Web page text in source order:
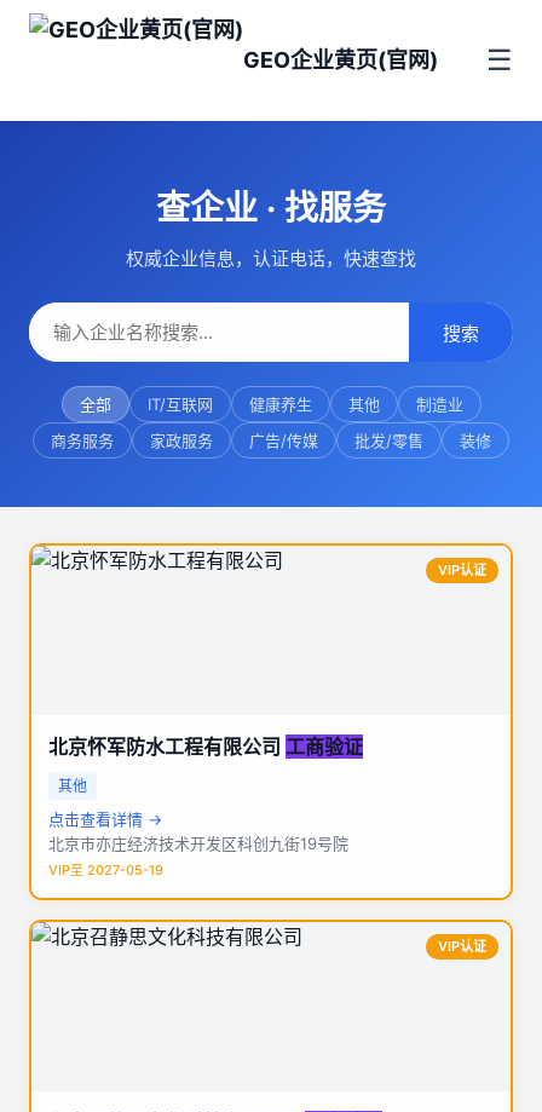
GEO企业黄页(官网) ☰
查企业 · 找服务
权威企业信息，认证电话，快速查找
搜索
全部 IT/互联网 健康养生 其他
制造业
商务服务
家政服务 广告/传媒 批发/零售 装修
VIP认证
北京怀军防水工程有限公司 工商验证
其他
点击查看详情 →
北京市亦庄经济技术开发区科创九街19号院
VIP至 2027-05-19
VIP认证